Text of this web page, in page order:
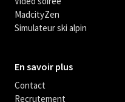
MadcityZen
Simulateur ski alpin
En savoir plus
Contact
Recrutement